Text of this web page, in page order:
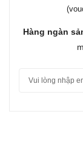
Hàng ngàn